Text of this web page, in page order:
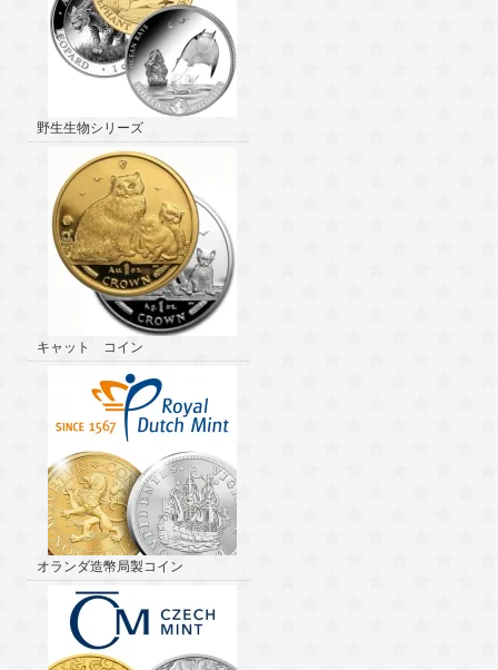
野生生物シリーズ
キャット コイン
オランダ造幣局製コイン